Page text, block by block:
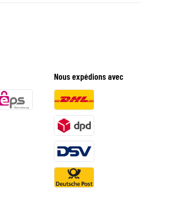
Nous expédions avec